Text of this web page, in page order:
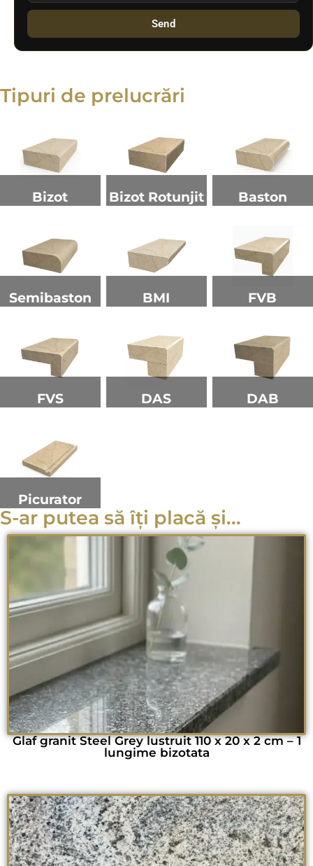
Send
Tipuri de prelucrări
Bizot Bizot Rotunjit Baston
Semibaston BMI FVB
FVS DAS DAB
Picurator
S-ar putea să îți placă și...
Glaf granit Steel Grey lustruit 110 x 20 x 2 cm – 1
lungime bizotata